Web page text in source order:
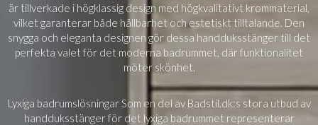
är tillverkade i högklassig design med högkvalitativt krommaterial,
vilket garanterar både hållbarhet och estetiskt tilltalande. Den
snygga och eleganta designen gör dessa handduksstänger till det
perfekta valet för det moderna badrummet, där funktionalitet
möter skönhet.
Lyxiga badrumslösningar Som en del av Badstil.dk:s stora utbud av
handduksstänger för det lyxiga badrummet representerar